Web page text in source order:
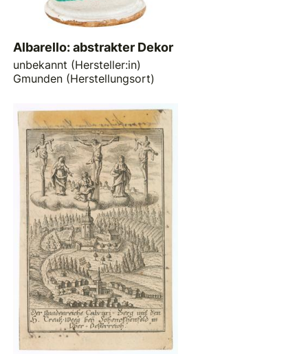
Albarello: abstrakter Dekor
unbekannt (Hersteller:in)
Gmunden (Herstellungsort)